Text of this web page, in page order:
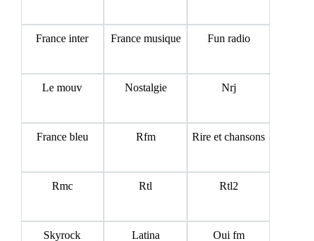
France inter France musique Fun radio
Le mouv Nostalgie Nrj
France bleu Rfm Rire et chansons
Rmc Rtl Rtl2
Skyrock Latina Oui fm